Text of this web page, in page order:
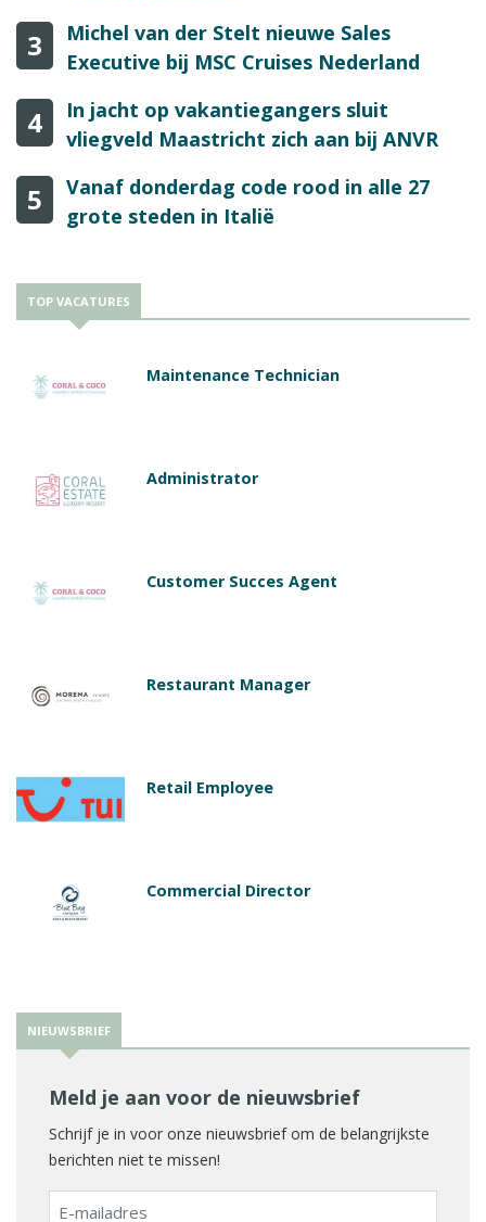
3
Michel van der Stelt nieuwe Sales
Executive bij MSC Cruises Nederland
4
In jacht op vakantiegangers sluit
vliegveld Maastricht zich aan bij ANVR
5
Vanaf donderdag code rood in alle 27
grote steden in Italië
TOP VACATURES
Maintenance Technician
Administrator
Customer Succes Agent
Restaurant Manager
Retail Employee
Commercial Director
NIEUWSBRIEF
Meld je aan voor de nieuwsbrief
Schrijf je in voor onze nieuwsbrief om de belangrijkste
berichten niet te missen!
E-